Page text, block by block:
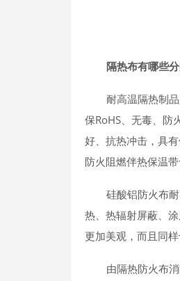
隔热布有哪些
耐高温隔热制
保RoHS、无毒、防
好、抗热冲击，具
防火阻燃伴热保温
硅酸铝防火布
热、热辐射屏蔽、
更加美观，而且同
由隔热防火布